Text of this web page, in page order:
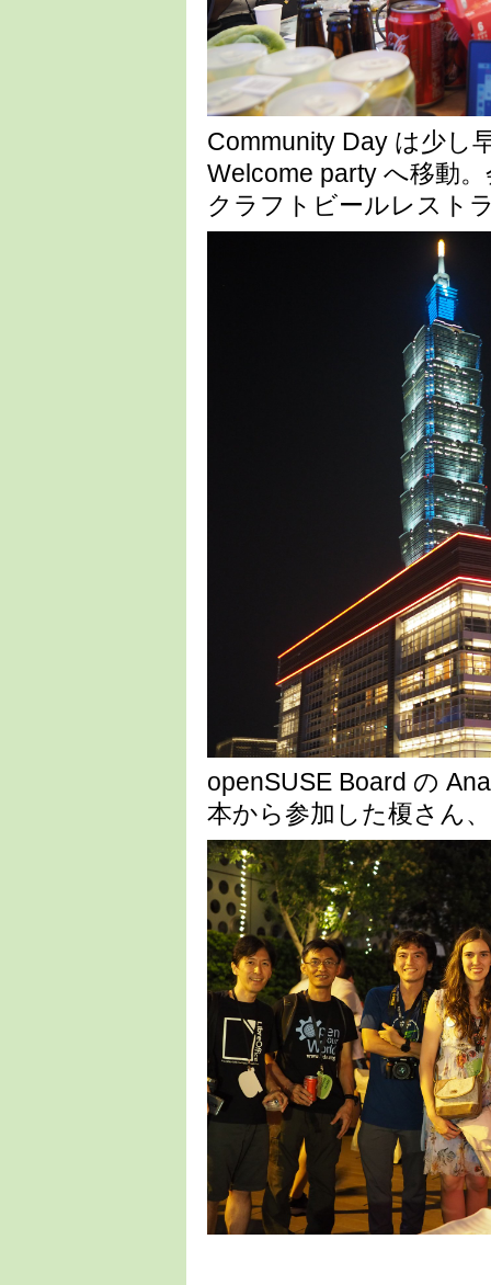
Community Day は少し
Welcome party へ移動
クラフトビールレスト
openSUSE Board の
本から参加した榎さん